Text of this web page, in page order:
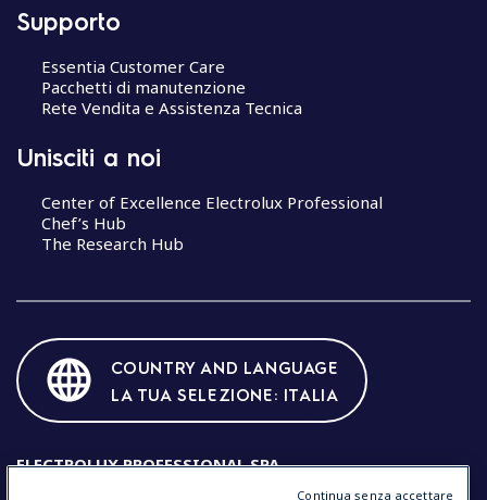
Supporto
Essentia Customer Care
Pacchetti di manutenzione
Rete Vendita e Assistenza Tecnica
Unisciti a noi
Center of Excellence Electrolux Professional
Chef’s Hub
The Research Hub
COUNTRY AND LANGUAGE
LA TUA SELEZIONE: ITALIA
ELECTROLUX PROFESSIONAL SPA
Continua senza accettare